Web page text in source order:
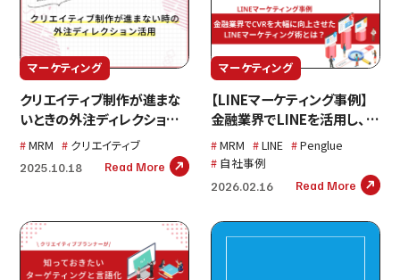
マーケティング
クリエイティブ制作が進まな
いときの外注ディレクション
活用ガイド
MRM クリエイティブ
2025.10.18 Read More
マーケティング
【LINEマーケティング事例】
金融業界でLINEを活用し、
CVR4.12%引き上げたマーケ
ティング術とは？
MRM LINE
Penglue
自社事例
2026.02.16 Read More